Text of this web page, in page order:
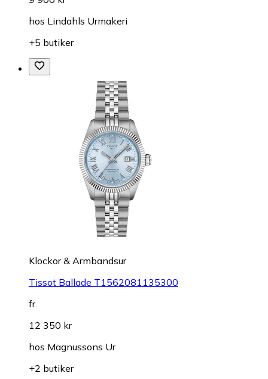
hos Lindahls Urmakeri
+5 butiker
Klockor & Armbandsur
Tissot Ballade T1562081135300
fr.
12 350 kr
hos Magnussons Ur
+2 butiker